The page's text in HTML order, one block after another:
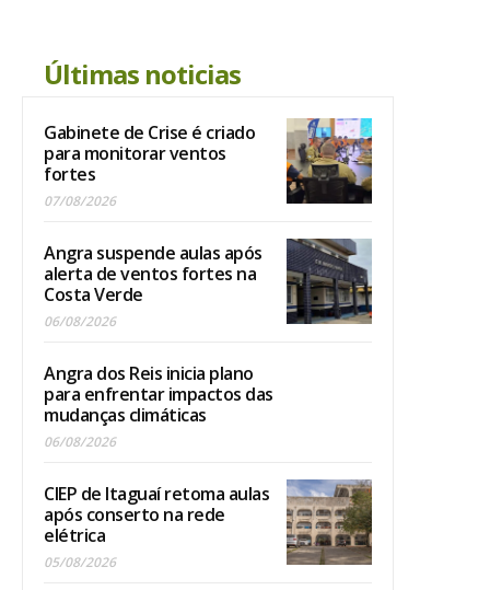
Últimas noticias
Gabinete de Crise é criado
para monitorar ventos
fortes
07/08/2026
Angra suspende aulas após
alerta de ventos fortes na
Costa Verde
06/08/2026
Angra dos Reis inicia plano
para enfrentar impactos das
mudanças climáticas
06/08/2026
CIEP de Itaguaí retoma aulas
após conserto na rede
elétrica
05/08/2026